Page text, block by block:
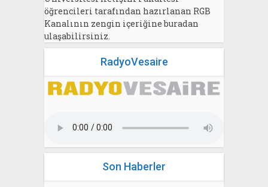
öğrencileri tarafından hazırlanan RGB
Kanalının zengin içeriğine buradan
ulaşabilirsiniz.
RadyoVesaire
Son Haberler